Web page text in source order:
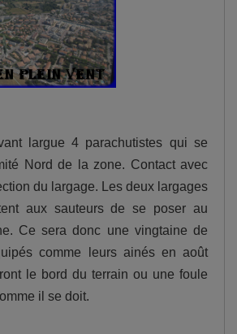
largue 4 parachutistes qui se
Nord de la zone. Contact avec
du largage. Les deux largages
aux sauteurs de se poser au
Ce sera donc une vingtaine de
comme leurs ainés en août
le bord du terrain ou une foule
il se doit.